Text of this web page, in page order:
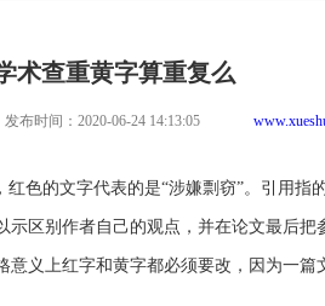
术查重黄字算重复么
发布时间：2020-06-24 14:13:05
色的文字代表的是“涉嫌剽窃”。引用指
区别作者自己的观点，并在论文最后
义上红字和黄字都必须要改，因为一篇